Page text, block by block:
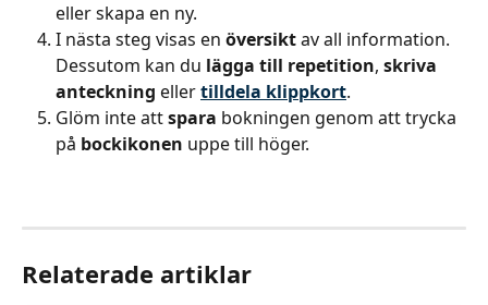
eller skapa en ny.
I nästa steg visas en översikt av all information.
Dessutom kan du lägga till repetition, skriva
anteckning eller tilldela klippkort.
Glöm inte att spara bokningen genom att trycka
på bockikonen uppe till höger.
Relaterade artiklar